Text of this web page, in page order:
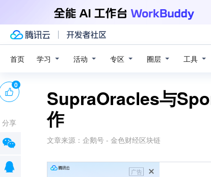
首页 学习 活动 专区 圈层 工具
SupraOracles与
作
文章来源： 企鹅号 - 金色财经区块链
广告
0
分享